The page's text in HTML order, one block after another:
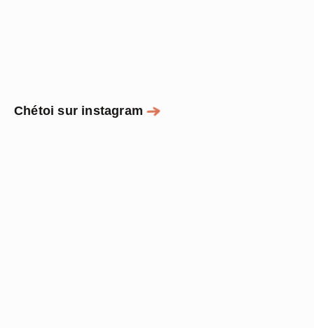
Chétoi sur instagram